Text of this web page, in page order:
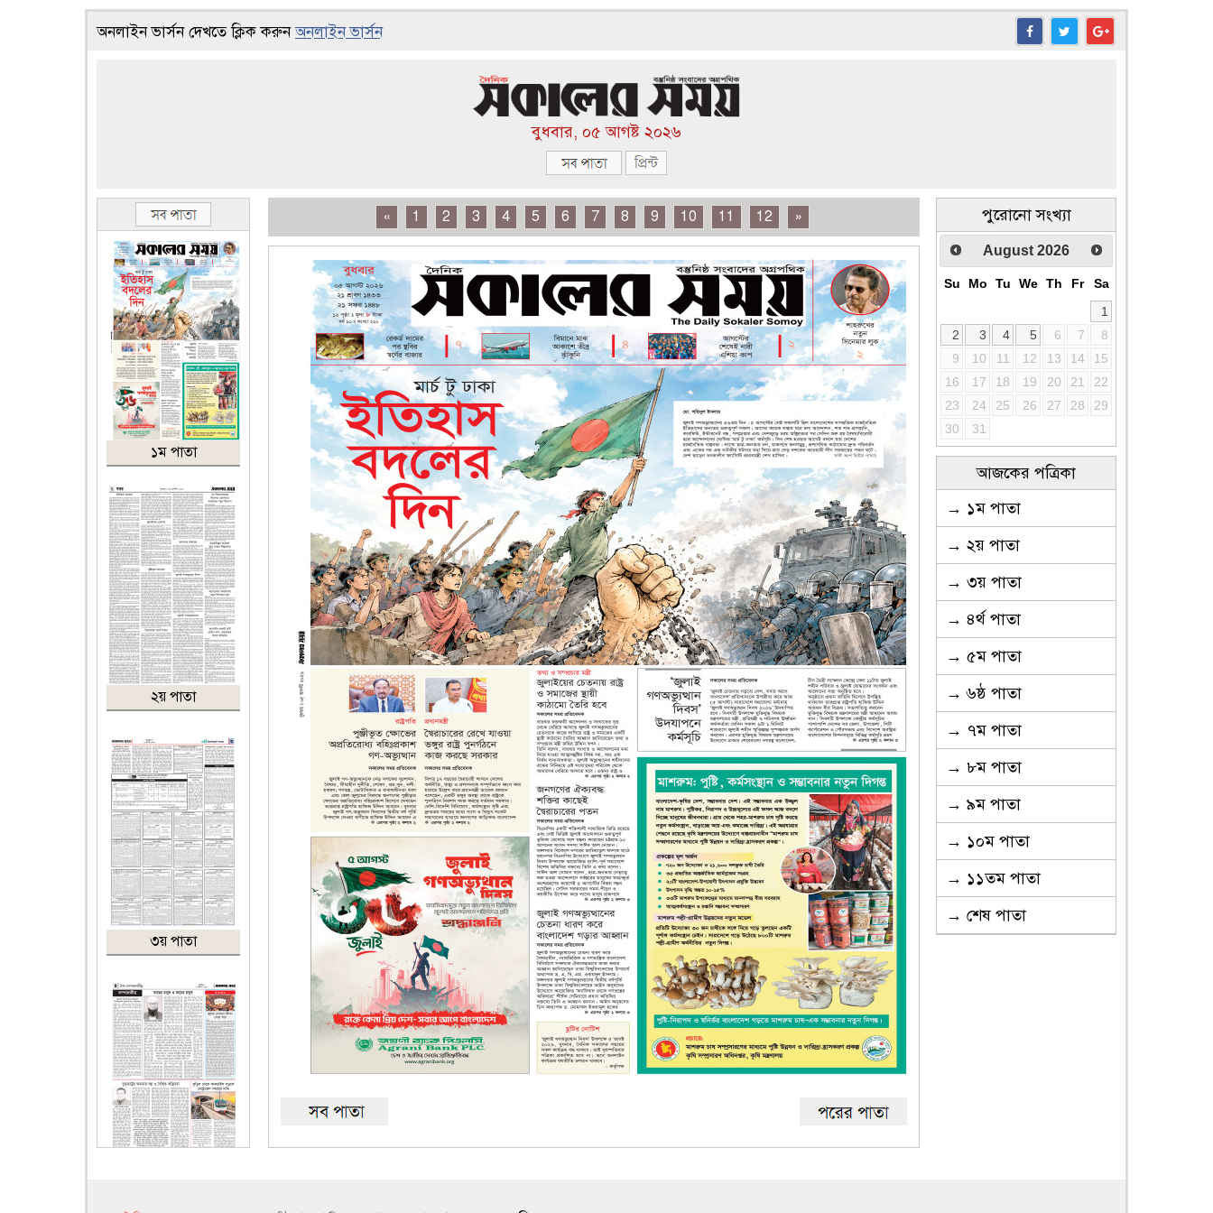
অনলাইন ভার্সন দেখতে ক্লিক করুনঅনলাইন ভার্সন
বুধবার, ০৫ আগষ্ট ২০২৬
১ম পাতা
২য় পাতা
৩য় পাতা
« 1 2 3 4 5 6 7 8 9 10 11 12 » পুরোনো সংখ্যা
August 2026
Su Mo Tu We Th Fr
Sa
1
2
3 4 5 6 7
8
9
10 11 12 13 14
15
16
17 18 19 20 21
22
23
24 25 26 27 28
29
30
31
আজকের পত্রিকা
→ ১ম পাতা
→ ২য় পাতা
→ ৩য় পাতা
→ ৪র্থ পাতা
→ ৫ম পাতা
→ ৬ষ্ঠ পাতা
→ ৭ম পাতা
→ ৮ম পাতা
→ ৯ম পাতা
→ ১০ম পাতা
→ ১১তম পাতা
→ শেষ পাতা